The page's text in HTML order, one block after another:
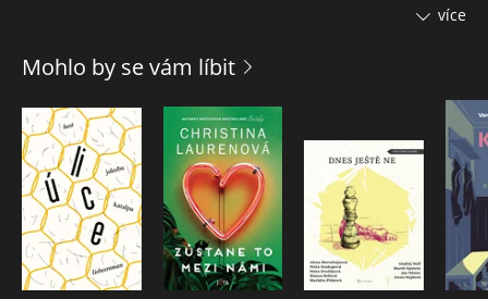
Peterem, a životem, jaký si vysnila, že by mohla mít se svou
nezměnila běh jejich životů.
více
Mohlo by se vám líbit